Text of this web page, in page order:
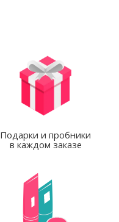
Подарки и пробники
в каждом заказе